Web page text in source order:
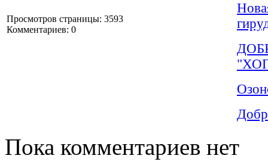
Просмотров страницы: 3593
Комментариев: 0
Пока комментариев нет